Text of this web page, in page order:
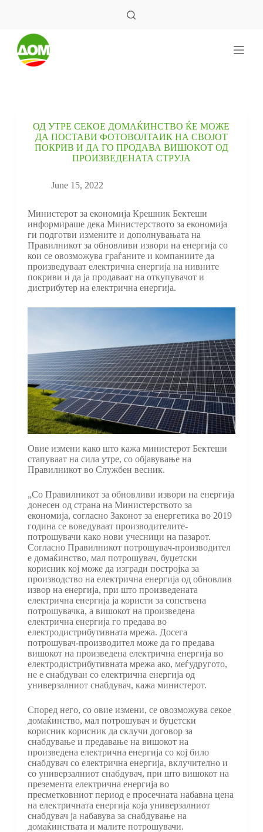
ОД УТРЕ СЕКОЕ ДОМАЌИНСТВО ЌЕ МОЖЕ
ДА ПОСТАВИ ФОТОВОЛТАИК НА СВОЈОТ
ПОКРИВ И ДА ГО ПРОДАВА ВИШОКОТ ОД
ПРОИЗВЕДЕНАТА СТРУЈА
June 15, 2022
Министерот за економија Крешник Бектеши
информираше дека Министерството за економија
ги подготви измените и дополнувањата на
Правилникот за обновливи извори на енергија со
кои се овозможува граѓаните и компаниите да
произведуваат електрична енергија на нивните
покриви и да ја продаваат на откупувачот и
дистрибутер на електрична енергија.
Овие измени како што кажа министерот Бектеши
стапуваат на сила утре, со објавување на
Правилникот во Службен весник.
„Со Правилникот за обновливи извори на енергија
донесен од страна на Министерството за
економија, согласно Законот за енергетика во 2019
година се воведуваат производителите-
потрошувачи како нови учесници на пазарот.
Согласно Правилникот потрошувач-производител
е домаќинство, мал потрошувач, буџетски
корисник кој може да изгради постројка за
производство на електрична енергија од обновлив
извор на енергија, при што произведената
електрична енергија ја користи за сопствена
потрошувачка, а вишокот на произведена
електрична енергија го предава во
електродистрибутивната мрежа. Досега
потрошувач-производител може да го предава
вишокот на произведена електрична енергија во
електродистрибутивната мрежа ако, меѓудругото,
не е снабдуван со електрична енергија од
универзалниот снабдувач, кажа министерот.
Според него, со овие измени, се овозможува секое
домаќинство, мал потрошувач и буџетски
корисник корисник да склучи договор за
снабдување и предавање на вишокот на
произведена електрична енергија со кој било
снабдувач со електрична енергија, вклучително и
со универзалниот снабдувач, при што вишокот на
преземента електрична енергија во
пресметковниот период е просечната набавна цена
на електричната енергија која универзалниот
снабдувач ја набавува за снабдување на
домаќинствата и малите потрошувачи.